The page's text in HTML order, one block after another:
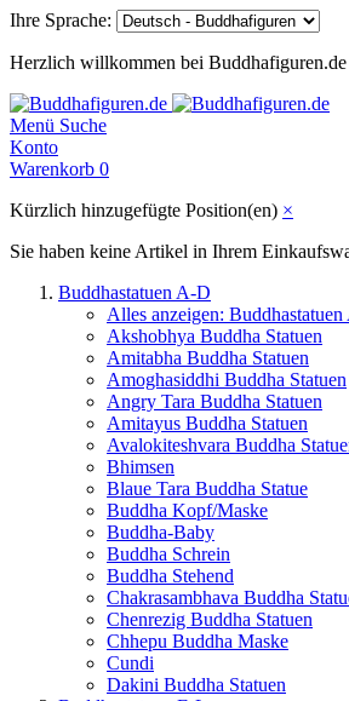
Ihre Sprache:
Herzlich willkommen bei Buddhafiguren.de
Menü Suche
Konto
Warenkorb 0
Kürzlich hinzugefügte Position(en) ×
Sie haben keine Artikel in Ihrem
Buddhastatuen A-D
Alles anzeigen:
Akshobhya Buddha Statuen
Amitabha Buddha Statuen
Amoghasiddhi Buddha Statuen
Angry Tara Buddha Statuen
Amitayus Buddha Statuen
Avalokiteshvara Buddha
Bhimsen
Blaue Tara Buddha Statue
Buddha Kopf/Maske
Buddha-Baby
Buddha Schrein
Buddha Stehend
Chakrasambhava Buddha
Chenrezig Buddha Statuen
Chhepu Buddha Maske
Cundi
Dakini Buddha Statuen